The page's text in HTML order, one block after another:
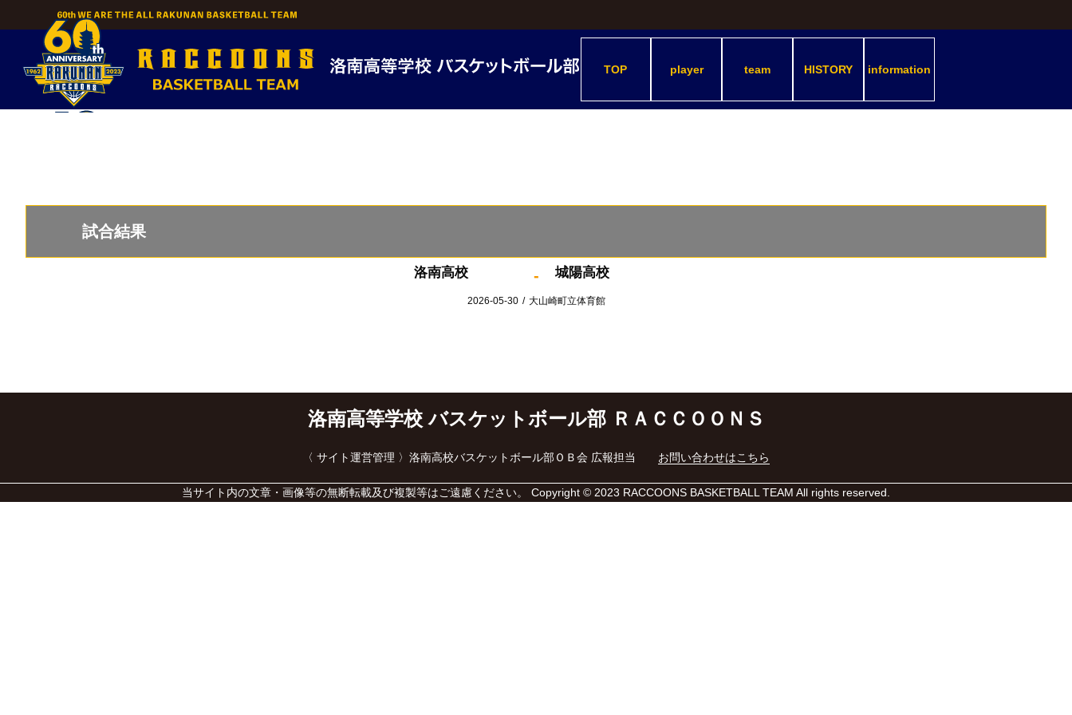
TOP
player team HISTORY information
試合結果
洛南高校 - 城陽高校
2026-05-30 / 大山崎町立体育館
洛南高等学校 バスケットボール部 ＲＡＣＣＯＯＮＳ
〈 サイト運営管理 〉洛南高校バスケットボール部ＯＢ会 広報担当 お問い合わせはこちら
当サイト内の文章・画像等の無断転載及び複製等はご遠慮ください。 Copyright © 2023 RACCOONS BASKETBALL TEAM All rights reserved.